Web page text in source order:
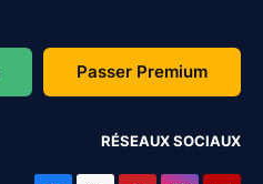
Passer Premium
RÉSEAUX SOCIAUX